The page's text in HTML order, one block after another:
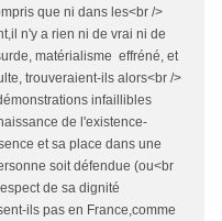
que ni dans les<br />
n'y a rien ni de vrai ni de
matérialisme effréné, et
trouveraient-ils alors<br />
infaillibles
de l'existence-
et sa place dans une
soit défendue (ou<br
de sa dignité
ils pas en France,comme